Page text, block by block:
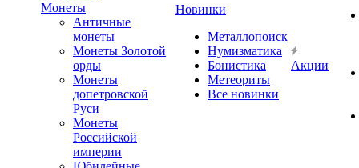
Монеты
Античные
монеты
Монеты Золотой
орды
Монеты
допетровской
Руси
Монеты
Российской
империи
Новинки
Металлопоиск
Нумизматика
Бонистика
Метеориты
Все новинки
Акции